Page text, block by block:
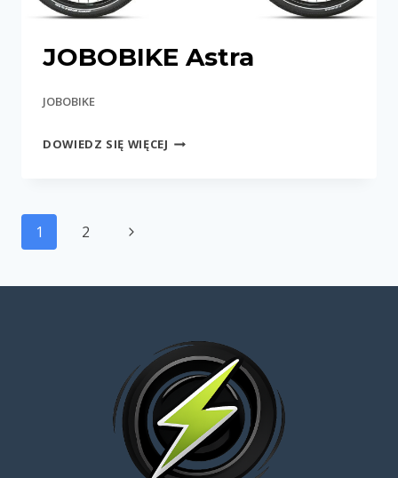
JOBOBIKE Astra
JOBOBIKE
DOWIEDZ SIĘ WIĘCEJ JOBOBIKE
Nawigacja
strony
1 2
Następna